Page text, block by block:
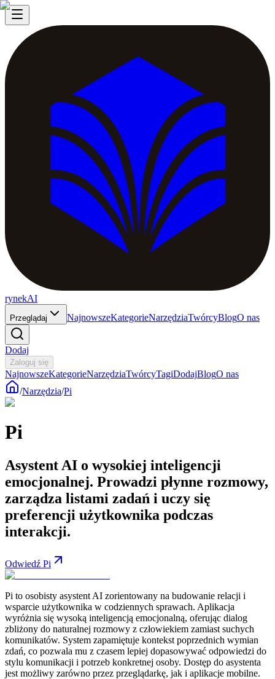
rynekAI
Przeglądaj NajnowszeKategorieNarzędziaTwórcyBlogO nas
Dodaj
Zaloguj się
NajnowszeKategorieNarzędziaTwórcyTagiDodajBlogO nas
/Narzędzia/Pi
Pi
Asystent AI o wysokiej inteligencji
emocjonalnej. Prowadzi płynne rozmowy,
zarządza listami zadań i uczy się
preferencji użytkownika podczas
interakcji.
Odwiedź Pi
Pi to osobisty asystent AI zorientowany na budowanie relacji i
wsparcie użytkownika w codziennych sprawach. Aplikacja
wyróżnia się wysoką inteligencją emocjonalną, oferując dialog
zbliżony do naturalnej rozmowy z człowiekiem zamiast suchych
komunikatów. System zapamiętuje kontekst poprzednich wymian
zdań, co pozwala mu z czasem lepiej dopasowywać odpowiedzi do
stylu komunikacji i potrzeb konkretnej osoby. Dostęp do asystenta
jest możliwy zarówno przez przeglądarkę, jak i aplikacje mobilne.